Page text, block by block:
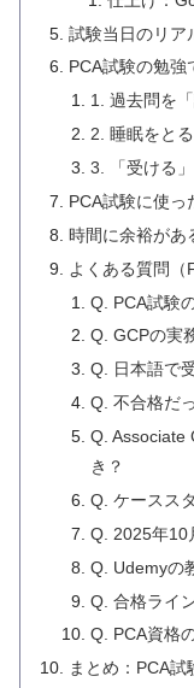
試験当日のリア
PCA試験の勉強
1. 過去問を
2. 睡眠をと
3. 「受ける
PCA試験に使っ
時間に余裕があ
よくある質問（
Q. PCA試験
Q. GCPの実
Q. 日本語で
Q. 不合格だ
Q. Associate
き？
Q. ケースス
Q. 2025年10
Q. Udemyの
Q. 合格ライ
Q. PCA資格
まとめ：PCA